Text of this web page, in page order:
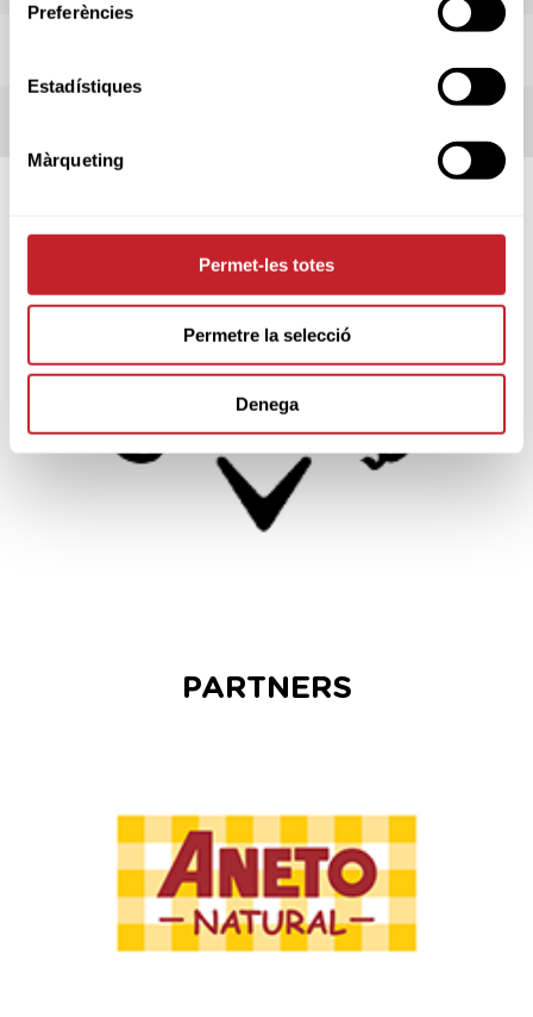
Preferències
Estadístiques
Màrqueting
Permet-les totes
Permetre la selecció
Denega
PARTNERS